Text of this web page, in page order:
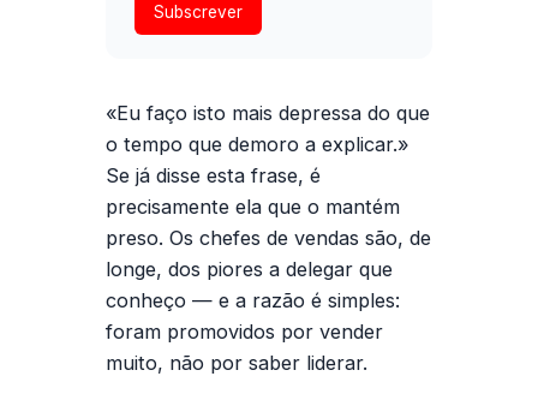
Subscrever
«Eu faço isto mais depressa do que
o tempo que demoro a explicar.»
Se já disse esta frase, é
precisamente ela que o mantém
preso. Os chefes de vendas são, de
longe, dos piores a delegar que
conheço — e a razão é simples:
foram promovidos por vender
muito, não por saber liderar.